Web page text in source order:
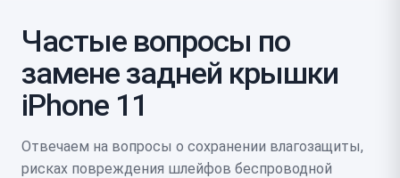
Частые вопросы по
замене задней крышки
iPhone 11
Отвечаем на вопросы о сохранении влагозащиты,
рисках повреждения шлейфов беспроводной